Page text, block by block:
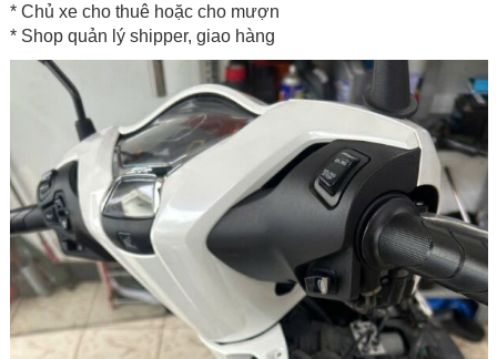
* Chủ xe cho thuê hoặc cho mượn
* Shop quản lý shipper, giao hàng